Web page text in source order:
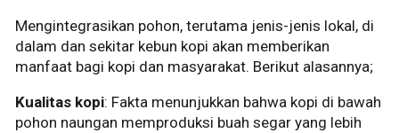
Mengintegrasikan pohon, terutama jenis-jenis lokal, di
dalam dan sekitar kebun kopi akan memberikan
manfaat bagi kopi dan masyarakat. Berikut alasannya;
Kualitas kopi: Fakta menunjukkan bahwa kopi di bawah
pohon naungan memproduksi buah segar yang lebih